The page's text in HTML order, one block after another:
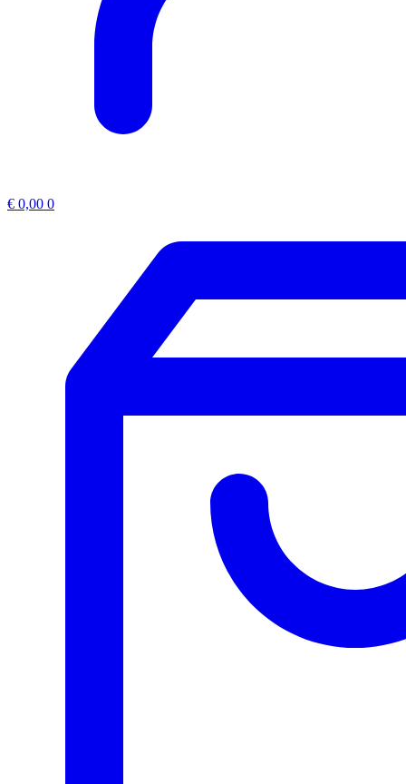
€ 0,00 0